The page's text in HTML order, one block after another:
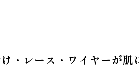
・レース・ワイヤーが